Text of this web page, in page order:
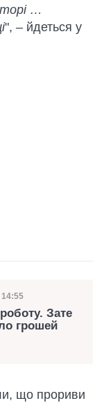
…
", – йдеться у
14:55
Зате
грошей
що прориви